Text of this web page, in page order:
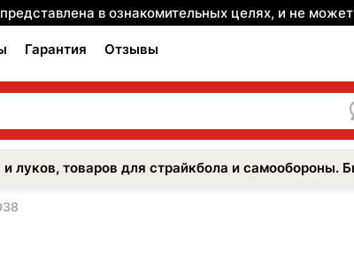
в ознакомительных целях, и не
Гарантия Отзывы
луков, товаров для страйкбола и самообороны.